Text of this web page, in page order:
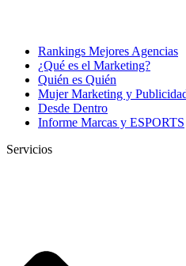
Rankings Mejores Agencias
¿Qué es el Marketing?
Quién es Quién
Mujer Marketing y
Desde Dentro
Informe Marcas y ESPORTS
Servicios